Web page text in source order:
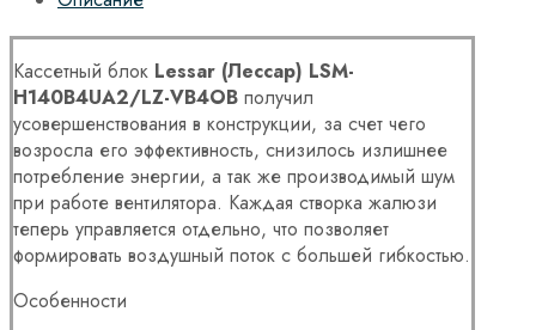
Кассетный блок Lessar (Лессар) LSM-
H140B4UA2/LZ-VB4OB получил
усовершенствования в конструкции, за счет чего
возросла его эффективность, снизилось излишнее
потребление энергии, а так же производимый шум
при работе вентилятора. Каждая створка жалюзи
теперь управляется отдельно, что позволяет
формировать воздушный поток с большей гибкостью.
Особенности